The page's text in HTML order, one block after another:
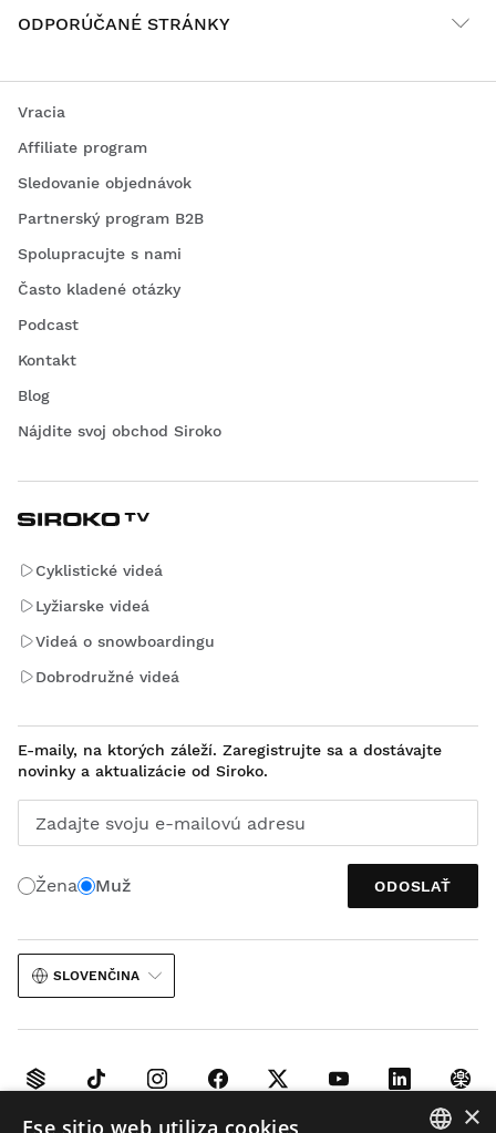
ODPORÚČANÉ STRÁNKY
Vracia
Affiliate program
Sledovanie objednávok
Partnerský program B2B
Spolupracujte s nami
Často kladené otázky
Podcast
Kontakt
Blog
Nájdite svoj obchod Siroko
Cyklistické videá
Lyžiarske videá
Videá o snowboardingu
Dobrodružné videá
E-maily, na ktorých záleží. Zaregistrujte sa a dostávajte
novinky a aktualizácie od Siroko.
Zadajte svoju e-mailovú adresu
Žena Muž ODOSLAŤ
SLOVENČINA
×
Ese sitio web utiliza cookies